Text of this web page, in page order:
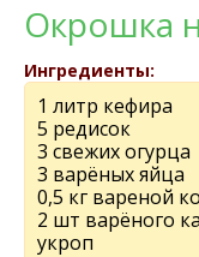
Окрошка
Ингредиенты:
1 литр кефира
5 редисок
3 свежих огурца
3 варёных яйца
0,5 кг вареной
2 шт варёного
укроп